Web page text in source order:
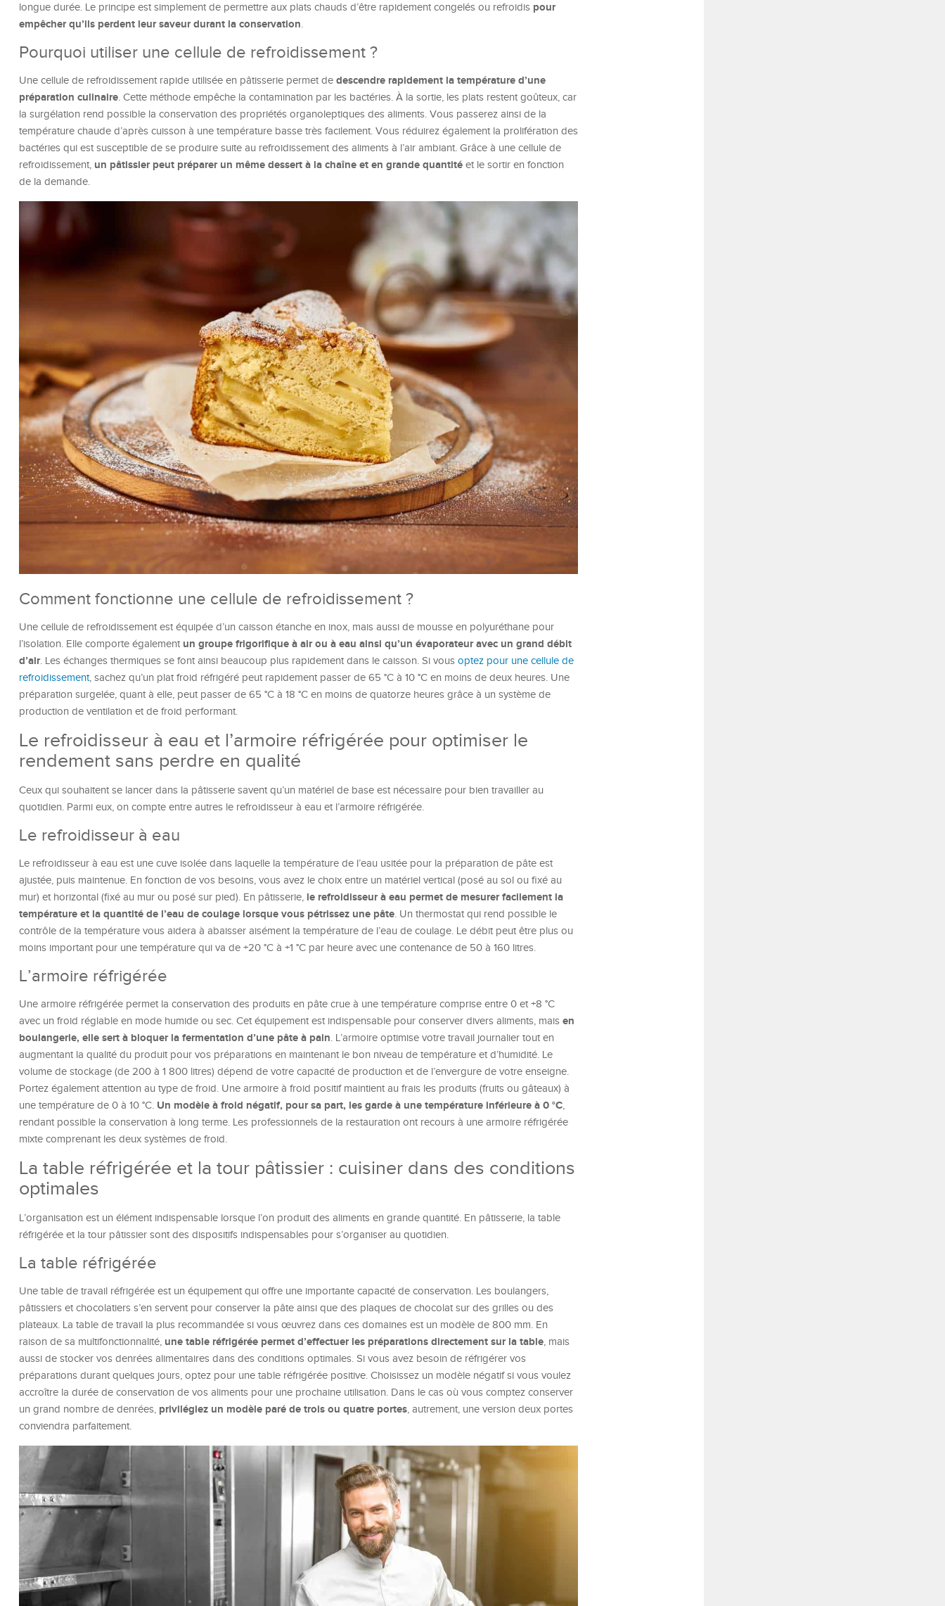
longue durée. Le principe est simplement de permettre aux plats chauds d’être rapidement congelés ou refroidis pour
empêcher qu’ils perdent leur saveur durant la conservation.
Pourquoi utiliser une cellule de refroidissement ?
Une cellule de refroidissement rapide utilisée en pâtisserie permet de descendre rapidement la température d’une
préparation culinaire. Cette méthode empêche la contamination par les bactéries. À la sortie, les plats restent goûteux, car
la surgélation rend possible la conservation des propriétés organoleptiques des aliments. Vous passerez ainsi de la
température chaude d’après cuisson à une température basse très facilement. Vous réduirez également la prolifération des
bactéries qui est susceptible de se produire suite au refroidissement des aliments à l’air ambiant. Grâce à une cellule de
refroidissement, un pâtissier peut préparer un même dessert à la chaîne et en grande quantité et le sortir en fonction
de la demande.
Comment fonctionne une cellule de refroidissement ?
Une cellule de refroidissement est équipée d’un caisson étanche en inox, mais aussi de mousse en polyuréthane pour
l’isolation. Elle comporte également un groupe frigorifique à air ou à eau ainsi qu’un évaporateur avec un grand débit
d’air. Les échanges thermiques se font ainsi beaucoup plus rapidement dans le caisson. Si vous optez pour une cellule de
refroidissement, sachez qu’un plat froid réfrigéré peut rapidement passer de 65 °C à 10 °C en moins de deux heures. Une
préparation surgelée, quant à elle, peut passer de 65 °C à 18 °C en moins de quatorze heures grâce à un système de
production de ventilation et de froid performant.
Le refroidisseur à eau et l’armoire réfrigérée pour optimiser le
rendement sans perdre en qualité
Ceux qui souhaitent se lancer dans la pâtisserie savent qu’un matériel de base est nécessaire pour bien travailler au
quotidien. Parmi eux, on compte entre autres le refroidisseur à eau et l’armoire réfrigérée.
Le refroidisseur à eau
Le refroidisseur à eau est une cuve isolée dans laquelle la température de l’eau usitée pour la préparation de pâte est
ajustée, puis maintenue. En fonction de vos besoins, vous avez le choix entre un matériel vertical (posé au sol ou fixé au
mur) et horizontal (fixé au mur ou posé sur pied). En pâtisserie, le refroidisseur à eau permet de mesurer facilement la
température et la quantité de l’eau de coulage lorsque vous pétrissez une pâte. Un thermostat qui rend possible le
contrôle de la température vous aidera à abaisser aisément la température de l’eau de coulage. Le débit peut être plus ou
moins important pour une température qui va de +20 °C à +1 °C par heure avec une contenance de 50 à 160 litres.
L’armoire réfrigérée
Une armoire réfrigérée permet la conservation des produits en pâte crue à une température comprise entre 0 et +8 °C
avec un froid réglable en mode humide ou sec. Cet équipement est indispensable pour conserver divers aliments, mais en
boulangerie, elle sert à bloquer la fermentation d’une pâte à pain. L’armoire optimise votre travail journalier tout en
augmentant la qualité du produit pour vos préparations en maintenant le bon niveau de température et d’humidité. Le
volume de stockage (de 200 à 1 800 litres) dépend de votre capacité de production et de l’envergure de votre enseigne.
Portez également attention au type de froid. Une armoire à froid positif maintient au frais les produits (fruits ou gâteaux) à
une température de 0 à 10 °C. Un modèle à froid négatif, pour sa part, les garde à une température inférieure à 0 °C,
rendant possible la conservation à long terme. Les professionnels de la restauration ont recours à une armoire réfrigérée
mixte comprenant les deux systèmes de froid.
La table réfrigérée et la tour pâtissier : cuisiner dans des conditions
optimales
L’organisation est un élément indispensable lorsque l’on produit des aliments en grande quantité. En pâtisserie, la table
réfrigérée et la tour pâtissier sont des dispositifs indispensables pour s’organiser au quotidien.
La table réfrigérée
Une table de travail réfrigérée est un équipement qui offre une importante capacité de conservation. Les boulangers,
pâtissiers et chocolatiers s’en servent pour conserver la pâte ainsi que des plaques de chocolat sur des grilles ou des
plateaux. La table de travail la plus recommandée si vous œuvrez dans ces domaines est un modèle de 800 mm. En
raison de sa multifonctionnalité, une table réfrigérée permet d’effectuer les préparations directement sur la table, mais
aussi de stocker vos denrées alimentaires dans des conditions optimales. Si vous avez besoin de réfrigérer vos
préparations durant quelques jours, optez pour une table réfrigérée positive. Choisissez un modèle négatif si vous voulez
accroître la durée de conservation de vos aliments pour une prochaine utilisation. Dans le cas où vous comptez conserver
un grand nombre de denrées, privilégiez un modèle paré de trois ou quatre portes, autrement, une version deux portes
conviendra parfaitement.